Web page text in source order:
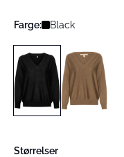
Farge: Black
Størrelser